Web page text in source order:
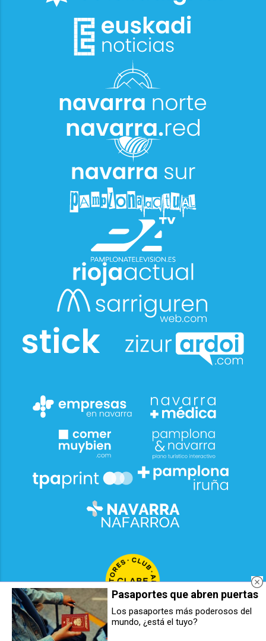
Semifinal del VII Torneo de San
Pasaportes que abren puertas
Los pasaportes más poderosos del
mundo, ¿está el tuyo?